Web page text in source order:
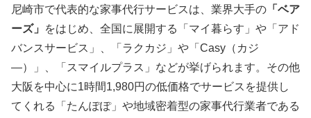
尼崎市で代表的な家事代行サービスは、業界大手の 「ベア
ーズ」
をはじめ、全国に展開する「マイ暮らす」や「アド
バンスサービス」、「ラクカジ」や「Casy（カジ
―）」、「スマイルプラス」などが挙げられます。その他
大阪を中心に1時間1,980円の低価格でサービスを提供し
てくれる「たんぽぽ」や地域密着型の家事代行業者である